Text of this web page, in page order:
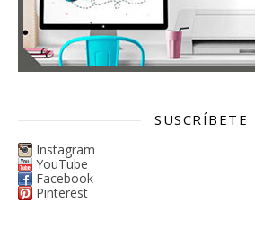
SUSCRÍBETE
Instagram
YouTube
Facebook
Pinterest